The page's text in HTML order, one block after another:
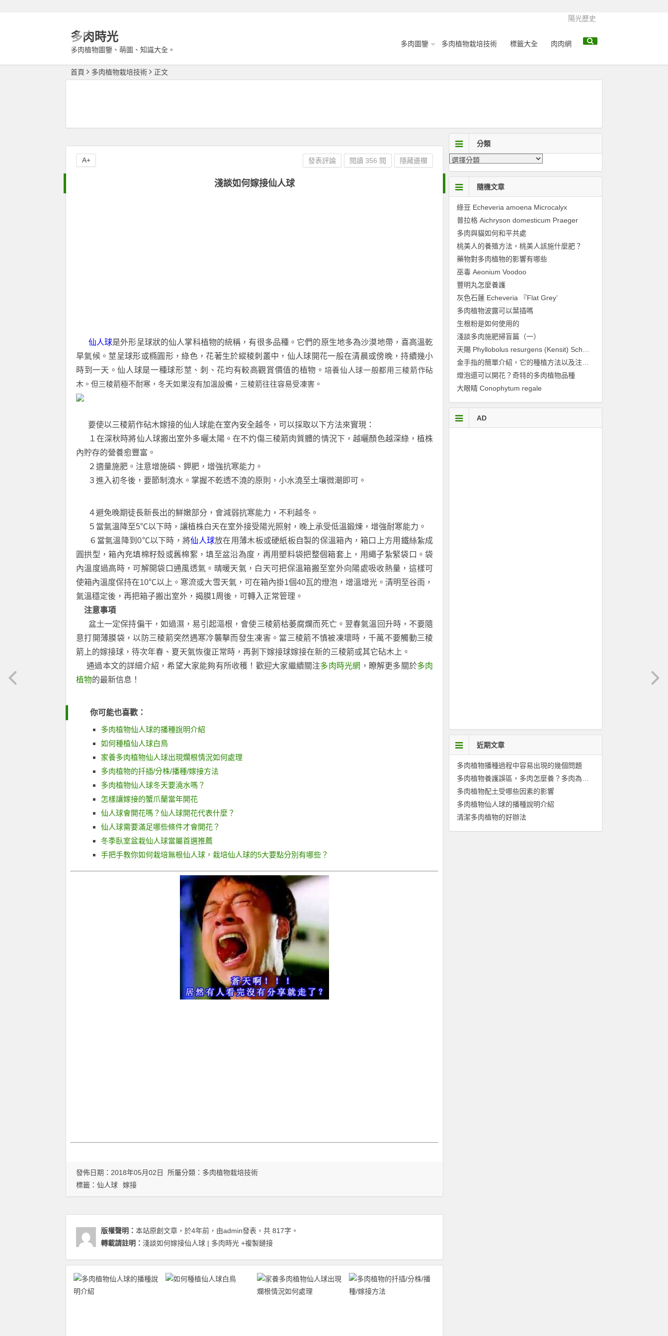
陽光歷史
多肉時光
多肉植物圖鑒、萌圖、知識大全。
多肉圖鑒 多肉植物栽培技術 標籤大全 肉肉網
首頁 多肉植物栽培技術 正文
淺談如何嫁接仙人球
仙人球是外形呈球狀的仙人掌科植物的統稱，有很多品種。它們的原生地多為沙漠地帶，喜高溫乾
旱氣候。莖呈球形或橢圓形，綠色，花著生於縱稜刺叢中，仙人球開花一般在清晨或傍晚，持續幾小
時到一天。仙人球是一種球形莖、刺、花均有較高觀賞價值的植物。 培養仙人球一般都用三稜箭作砧
木。但三稜箭極不耐寒，冬天如果沒有加溫設備，三稜箭往往容易受凍害。
要使以三稜箭作砧木嫁接的仙人球能在室內安全越冬，可以採取以下方法來實現：
１在深秋時將仙人球搬出室外多曬太陽。在不灼傷三稜箭肉質體的情況下，越曬顏色越深綠，植株
內貯存的營養愈豐富。
２適量施肥。注意增施磷、鉀肥，增強抗寒能力。
３進入初冬後，要節制澆水。掌握不乾透不澆的原則，小水澆至土壤微潮即可。
４避免晚期徒長新長出的鮮嫩部分，會減弱抗寒能力，不利越冬。
５當氣溫降至5℃以下時，讓植株白天在室外接受陽光照射，晚上承受低溫鍛煉，增強耐寒能力。
６當氣溫降到0℃以下時，將仙人球放在用薄木板或硬紙板自製的保溫箱內，箱口上方用鐵絲紮成
圓拱型，箱內充填棉籽殼或舊棉絮，填至盆沿為度，再用塑料袋把整個箱套上，用繩子紮緊袋口。袋
內溫度過高時，可解開袋口通風透氣。晴暖天氣，白天可把保溫箱搬至室外向陽處吸收熱量，這樣可
使箱內溫度保持在10℃以上。寒流或大雪天氣，可在箱內掛1個40瓦的燈泡，增溫增光。清明至谷雨，
氣溫穩定後，再把箱子搬出室外，揭膜1周後，可轉入正常管理。
注意事項
盆土一定保持偏干，如過濕，易引起漚根，會使三稜箭枯萎腐爛而死亡。翌春氣溫回升時，不要隨
意打開薄膜袋，以防三稜箭突然遇寒冷襲擊而發生凍害。當三稜箭不慎被凍壞時，千萬不要觸動三稜
箭上的嫁接球，待次年春、夏天氣恢復正常時，再剝下嫁接球嫁接在新的三稜箭或其它砧木上。
通過本文的詳細介紹，希望大家能夠有所收穫！歡迎大家繼續關注多肉時光網 ，瞭解更多關於多肉
植物的最新信息！
你可能也喜歡：
多肉植物仙人球的播種說明介紹
如何種植仙人球白鳥
家養多肉植物仙人球出現爛根情況如何處理
多肉植物的扦插/分株/播種/嫁接方法
多肉植物仙人球冬天要澆水嗎？
怎樣讓嫁接的蟹爪蘭當年開花
仙人球會開花嗎？仙人球開花代表什麼？
仙人球需要滿足哪些條件才會開花？
冬季臥室盆栽仙人球當屬首選推薦
手把手教你如何栽培無根仙人球，栽培仙人球的5大要點分別有哪些？
發表評論 閱讀 356 閱 隱藏邊欄
A+
發佈日期：2018年05月02日 所屬分類： 多肉植物栽培技術
標籤： 仙人球 嫁接
版權聲明： 本站原創文章，於4年前，由admin發表，共 817字。
轉載請註明： 淺談如何嫁接仙人球 | 多肉時光 +複製鏈接
分類
隨機文章
綠豆 Echeveria amoena Microcalyx
普拉格 Aichryson domesticum Praeger
多肉與貓如何和平共處
桃美人的養殖方法，桃美人該施什麼肥？
藥物對多肉植物的影響有哪些
巫毒 Aeonium Voodoo
豐明丸怎麼養護
灰色石蓮 Echeveria 『Flat Grey’
多肉植物波露可以葉插嗎
生根粉是如何使用的
淺談多肉施肥掃盲篇（一）
燈泡還可以開花？奇特的多肉植物品種
大眼睛 Conophytum regale
AD
近期文章
多肉植物播種過程中容易出現的幾個問題
多肉植物配土受哪些因素的影響
多肉植物仙人球的播種說明介紹
清潔多肉植物的好辦法